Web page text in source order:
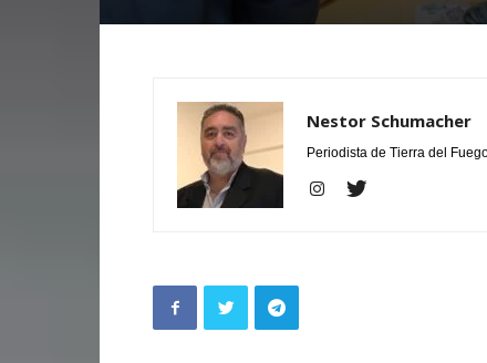
Nestor Schumacher
Periodista de Tierra del